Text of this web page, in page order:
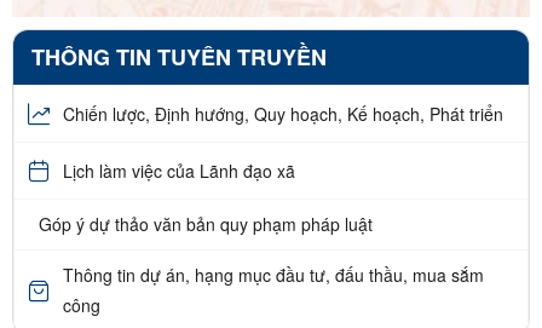
THÔNG TIN TUYÊN TRUYỀN
Chiến lược, Định hướng, Quy hoạch, Kế hoạch, Phát triển
Lịch làm việc của Lãnh đạo xã
Góp ý dự thảo văn bản quy phạm pháp luật
Thông tin dự án, hạng mục đầu tư, đấu thầu, mua sắm
công